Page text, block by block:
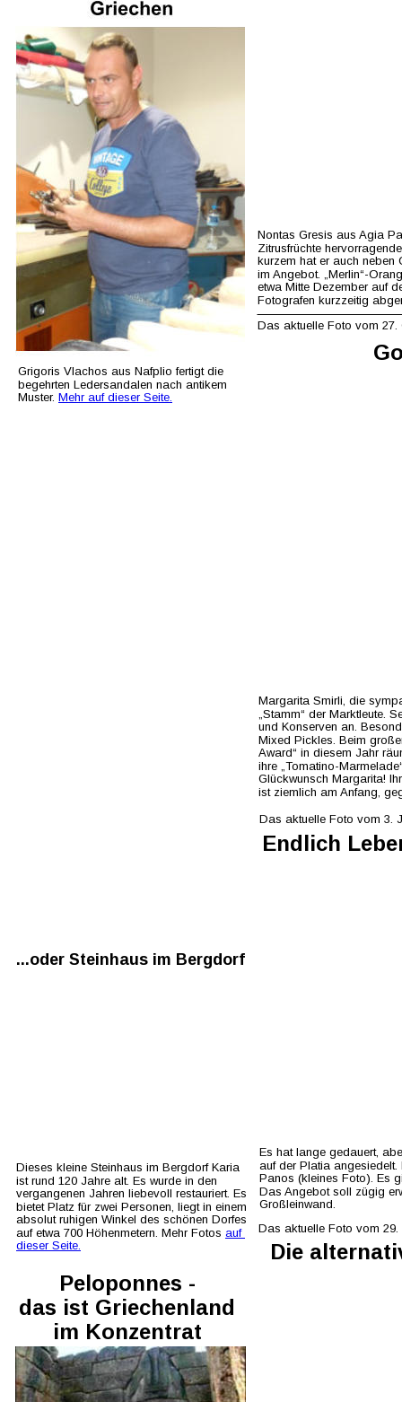
Peloponnes -
das ist Griechenland
im Konzentrat
Grigoris Vlachos aus Nafplio fertigt die
begehrten Ledersandalen nach antikem
Muster. Mehr auf dieser Seite.
...oder Steinhaus im Bergdorf
Dieses kleine Steinhaus im Bergdorf Karia
ist rund 120 Jahre alt. Es wurde in den
vergangenen Jahren liebevoll restauriert. Es
bietet Platz für zwei Personen, liegt in einem
absolut ruhigen Winkel des schönen Dorfes
auf etwa 700 Höhenmetern. Mehr Fotos auf
dieser Seite.
Das aktuelle Foto vom
Die
Das aktuelle Foto vom 3.
Endlich
Es hat lange gedauert,
auf der Platia
Panos (kleines Foto). Es
Das Angebot soll zügig
Großleinwand.
Das aktuelle Foto vom 27.
Margarita Smirli, die
„Stamm“ der Marktleute.
und Konserven an.
Mixed Pickles. Beim
Award“ in diesem Jahr
ihre „Tomatino-
Glückwunsch Margarita!
ist ziemlich am Anfang,
Nontas Gresis aus Agia
Zitrusfrüchte
kurzem hat er auch neben
im Angebot. „Merlin“-
etwa Mitte Dezember auf
Fotografen kurzzeitig